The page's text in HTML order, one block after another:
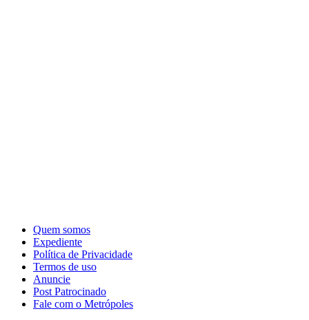
Quem somos
Expediente
Política de Privacidade
Termos de uso
Anuncie
Post Patrocinado
Fale com o Metrópoles